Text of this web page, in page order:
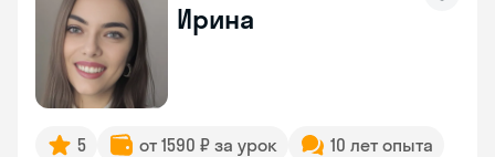
Ирина
5 от 1590 ₽ за урок
10 лет опыта